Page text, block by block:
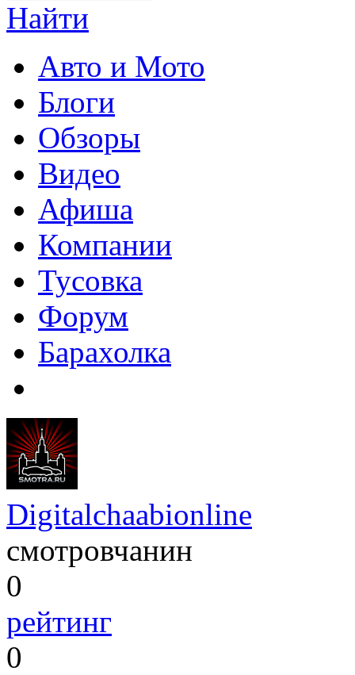
Найти
Авто и Мото
Блоги
Обзоры
Видео
Афиша
Компании
Тусовка
Форум
Барахолка
Digitalchaabionline
смотровчанин
0
рейтинг
0